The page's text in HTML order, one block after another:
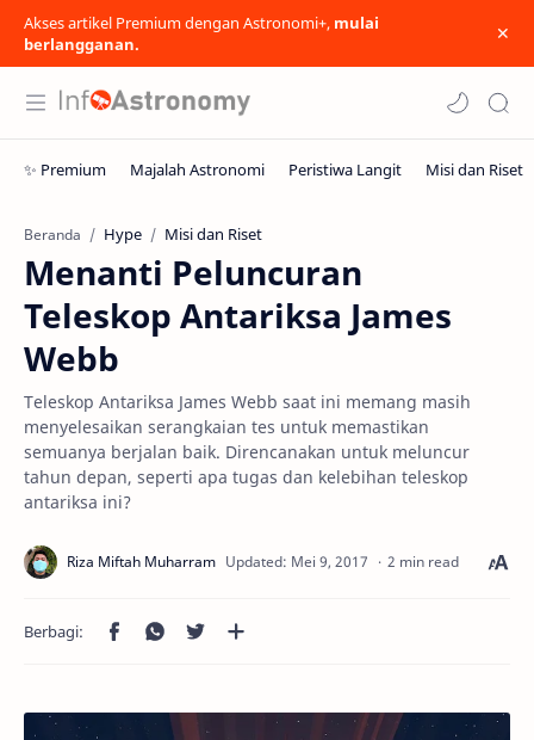
Akses artikel Premium dengan Astronomi+, mulai
berlangganan.
Beranda Hype Misi dan Riset
Menanti Peluncuran
Teleskop Antariksa James
Webb
Teleskop Antariksa James Webb saat ini memang masih
menyelesaikan serangkaian tes untuk memastikan
semuanya berjalan baik. Direncanakan untuk meluncur
tahun depan, seperti apa tugas dan kelebihan teleskop
antariksa ini?
2 min read